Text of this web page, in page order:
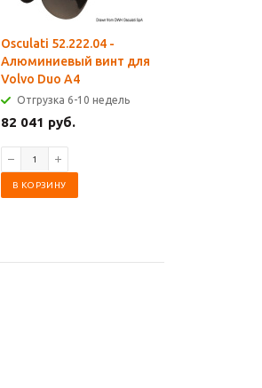
Osculati 52.222.04 -
Алюминиевый винт для
Volvo Duo A4
Отгрузка 6-10 недель
82 041 руб.
В КОРЗИНУ